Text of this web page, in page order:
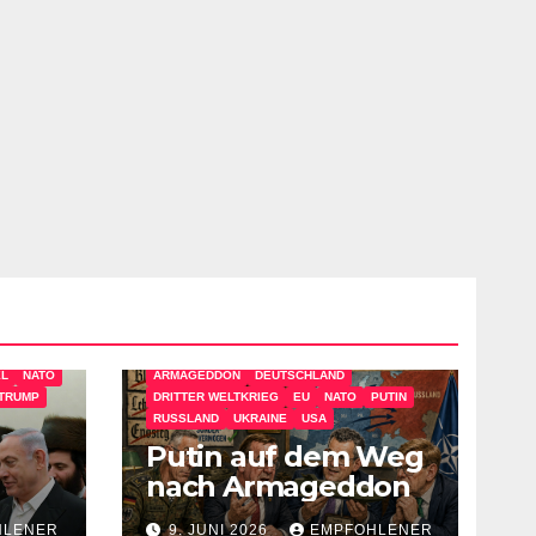
NATO
ARMAGEDDON
DEUTSCHLAND
DRITTER WELTKRIEG
EU NATO
PUTIN
RUSSLAND
UKRAINE USA
Putin auf dem Weg
nach Armageddon
9. JUNI 2026 EMPFOHLENER